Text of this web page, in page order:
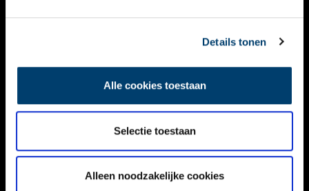
Details tonen
Alle cookies toestaan
Selectie toestaan
Alleen noodzakelijke cookies
DISCLAIMER
TOEGANKELIJKHEID
Volg ONH op social media